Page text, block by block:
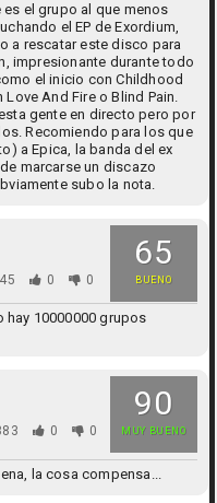
el grupo al que menos
el EP de Exordium,
a rescatar este disco para
impresionante durante todo
el inicio con Childhood
And Fire o Blind Pain.
gente en directo pero por
Recomiendo para los que
a Epica, la banda del ex
marcarse un discazo
subo la nota.
65
BUENO
0 0
10000000 grupos
90
MUY BUENO
0 0
la cosa compensa...